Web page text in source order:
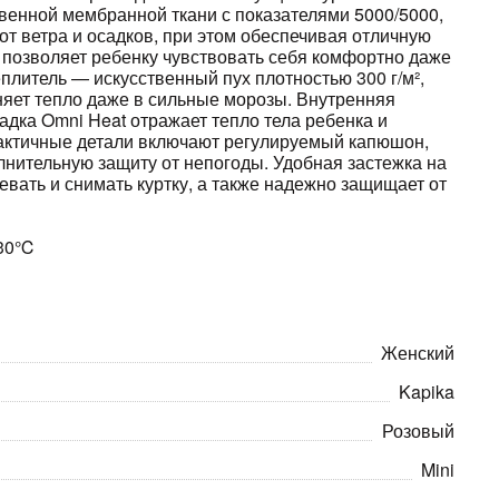
мембранной ткани с показателями 5000/5000,
ветра и осадков, при этом обеспечивая отличную
ребенку чувствовать себя комфортно даже
— искусственный пух плотностью 300 г/м²,
тепло даже в сильные морозы. Внутренняя
Omni Heat отражает тепло тела ребенка и
детали включают регулируемый капюшон,
защиту от непогоды. Удобная застежка на
и снимать куртку, а также надежно защищает от
Женский
Kapika
Розовый
Mini